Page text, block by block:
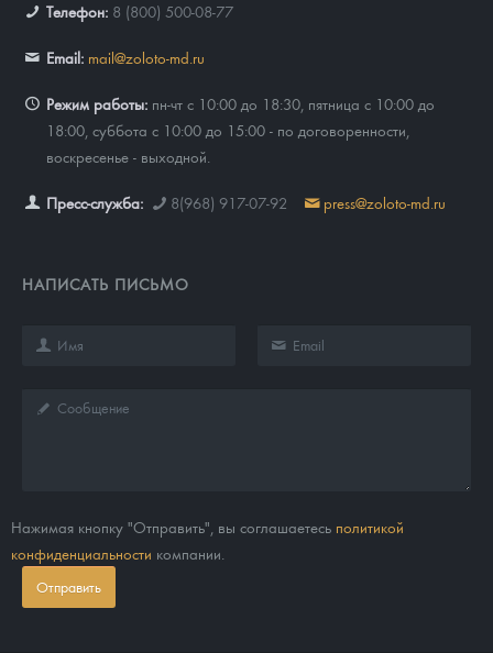
Телефон: 8 (800) 500-08-77
Email: mail@zoloto-md.ru
Режим работы: пн-чт с 10:00 до 18:30, пятница с 10:00 до
18:00, суббота с 10:00 до 15:00 - по договоренности,
воскресенье - выходной.
Пресс-служба: 8(968) 917-07-92 press@zoloto-md.ru
НАПИСАТЬ ПИСЬМО
Нажимая кнопку "Отправить", вы соглашаетесь политикой
конфиденциальности компании.
Отправить